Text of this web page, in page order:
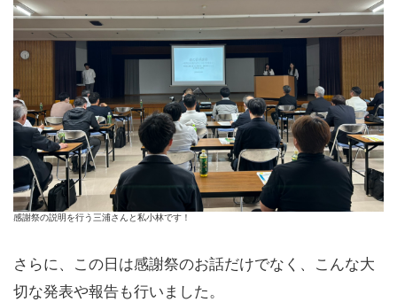
感謝祭の説明を行う三浦さんと私小林です！
さらに、この日は感謝祭のお話だけでなく、こんな大
切な発表や報告も行いました。